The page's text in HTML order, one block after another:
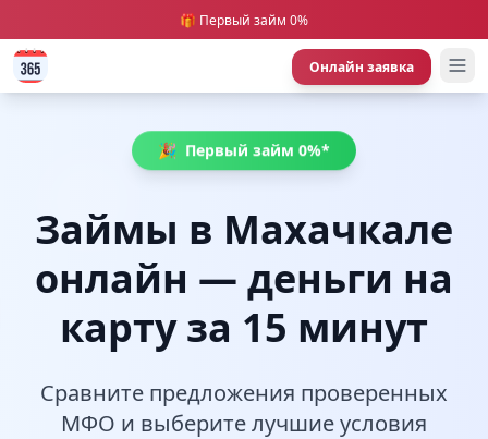
🎁 Первый займ 0%
Онлайн заявка
🎉 Первый займ 0%*
Займы в Махачкале
онлайн — деньги на
карту за 15 минут
Сравните предложения проверенных
МФО и выберите лучшие условия